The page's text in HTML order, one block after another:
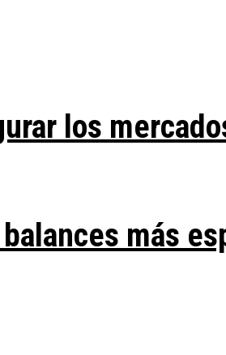
los
más